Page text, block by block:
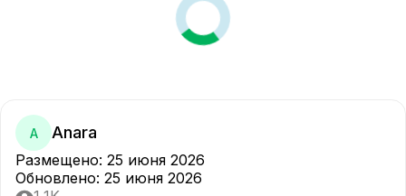
A Anara
Размещено: 25 июня 2026
Обновлено: 25 июня 2026